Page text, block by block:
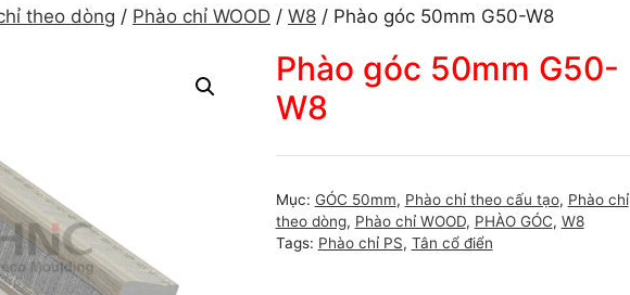
theo dòng / Phào chỉ WOOD / W8 / Phào góc 50mm G50-W8
Phào góc 50mm G50-
W8
Mục: GÓC 50mm, Phào chỉ theo cấu tạo, Phào chỉ
theo dòng, Phào chỉ WOOD, PHÀO GÓC, W8
Tags: Phào chỉ PS, Tân cổ điển